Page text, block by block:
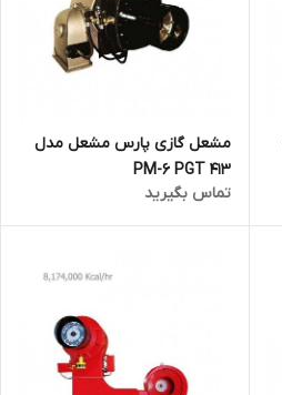
مشعل گازی پارس مشعل مدل
PM-6 PGT 413
تماس بگیرید